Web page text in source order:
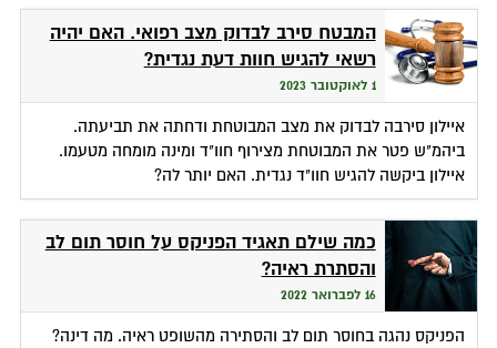
המבטח סירב לבדוק מצב רפואי. האם יהיה
רשאי להגיש חוות דעת נגדית?
1 לאוקטובר 2023
איילון סירבה לבדוק את מצב המבוטחת ודחתה את תביעתה.
ביהמ"ש פטר את המבוטחת מצירוף חוו"ד ומינה מומחה מטעמו.
איילון ביקשה להגיש חוו"ד נגדית. האם יותר לה?
כמה שילם תאגיד הפניקס על חוסר תום לב
והסתרת ראיה?
16 לפברואר 2022
הפניקס נהגה בחוסר תום לב והסתירה מהשופט ראיה. מה דינה?